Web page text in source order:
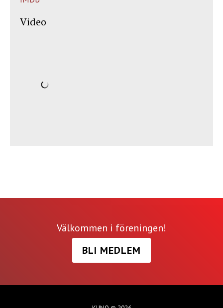
Video
Välkommen i föreningen!
BLI MEDLEM